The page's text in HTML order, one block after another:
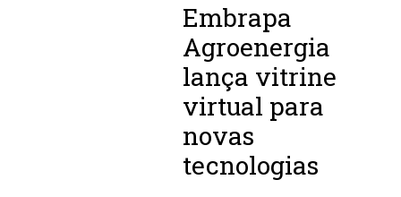
Embrapa
Agroenergia
lança vitrine
virtual para
novas
tecnologias